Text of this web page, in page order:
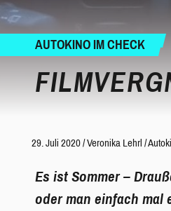
AUTOKINO IM CHECK
29. Juli 2020/Veronika Lehrl /
Es ist Sommer –
oder man einfach mal